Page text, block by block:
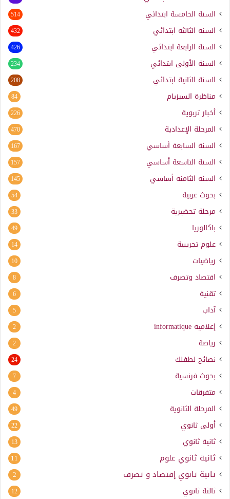
السنة الخامسة ابتدائي 514
السنة الثالثة ابتدائي 432
السنة الرابعة ابتدائي 426
السنة الأولى ابتدائي 234
السنة الثانية ابتدائي 208
مناظرة السيزيام 84
أخبار تربوية 226
المرحلة الإعدادية 470
السنة السابعة أساسي 167
السنة التاسعة أساسي 157
السنة الثامنة أساسي 145
بحوث عربية 54
مرحلة تحضيرية 33
باكالوريا 49
علوم تجريبية 14
رياضيات 10
اقتصاد وتصرف 8
تقنية 6
آداب 5
إعلامية informatique
2
رياضة 2
نصائح لطفلك 24
بحوث فرنسية 7
متفرقات 4
المرحلة الثانوية 49
أولى ثانوي 22
ثانية ثانوي 13
ثانية ثانوي علوم 11
ثانية ثانوي إقتصاد و تصرف 2
ثالثة ثانوي 12